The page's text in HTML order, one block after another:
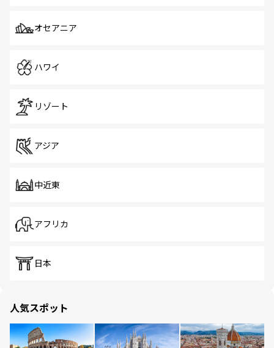
オセアニア
ハワイ
リゾート
アジア
中近東
アフリカ
日本
人気スポット